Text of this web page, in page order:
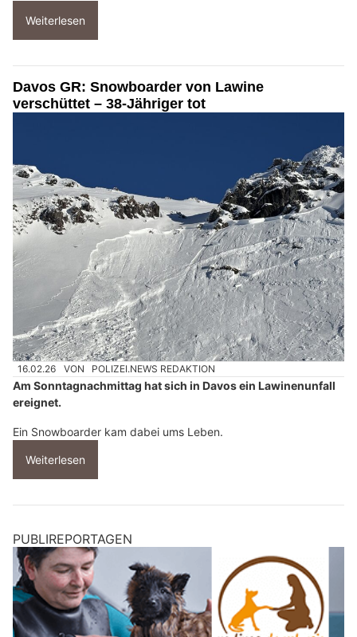
Weiterlesen
Davos GR: Snowboarder von Lawine
verschüttet – 38-Jähriger tot
16.02.26 VON POLIZEI.NEWS REDAKTION
Am Sonntagnachmittag hat sich in Davos ein Lawinenunfall
ereignet.
Ein Snowboarder kam dabei ums Leben.
Weiterlesen
PUBLIREPORTAGEN